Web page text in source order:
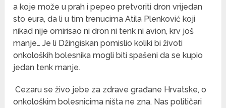
a koje može u prah i pepeo pretvoriti dron vrijedan
sto eura, da li u tim trenucima Atila Plenković koji
nikad nije omirisao ni dron ni tenk ni avion, krv još
manje… Je li Džingiskan pomislio koliki bi životi
onkoloških bolesnika mogli biti spašeni da se kupio
jedan tenk manje.
Cezaru se živo jebe za zdrave građane Hrvatske, o
onkološkim bolesnicima ništa ne zna. Nas političari